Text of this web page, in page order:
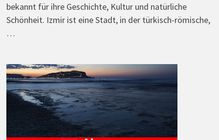
bekannt für ihre Geschichte, Kultur und natürliche
Schönheit. Izmir ist eine Stadt, in der türkisch-römische,
…